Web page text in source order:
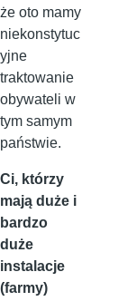
że oto mamy
niekonstytuc
yjne
traktowanie
obywateli w
tym samym
państwie.
Ci, którzy
mają duże i
bardzo
duże
instalacje
(farmy)